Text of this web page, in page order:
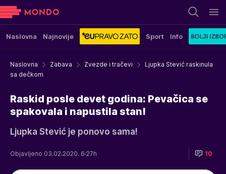
Naslovna Najnovije Sport Info
Naslovna Zabava Zvezde i tračevi
Ljupka Stević raskinula
sa dečkom
Raskid posle devet godina: Pevačica se
spakovala i napustila stan!
Ljupka Stević je ponovo sama!
Objavljeno 03.02.2020. 6:27h 10